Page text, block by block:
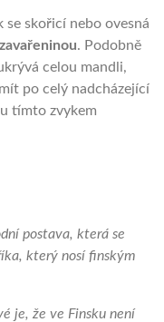
se skořicí nebo ovesná
. Podobně
celou mandli,
po celý nadcházející
tímto zvykem
postava, která se
který nosí finským
je, že ve Finsku není